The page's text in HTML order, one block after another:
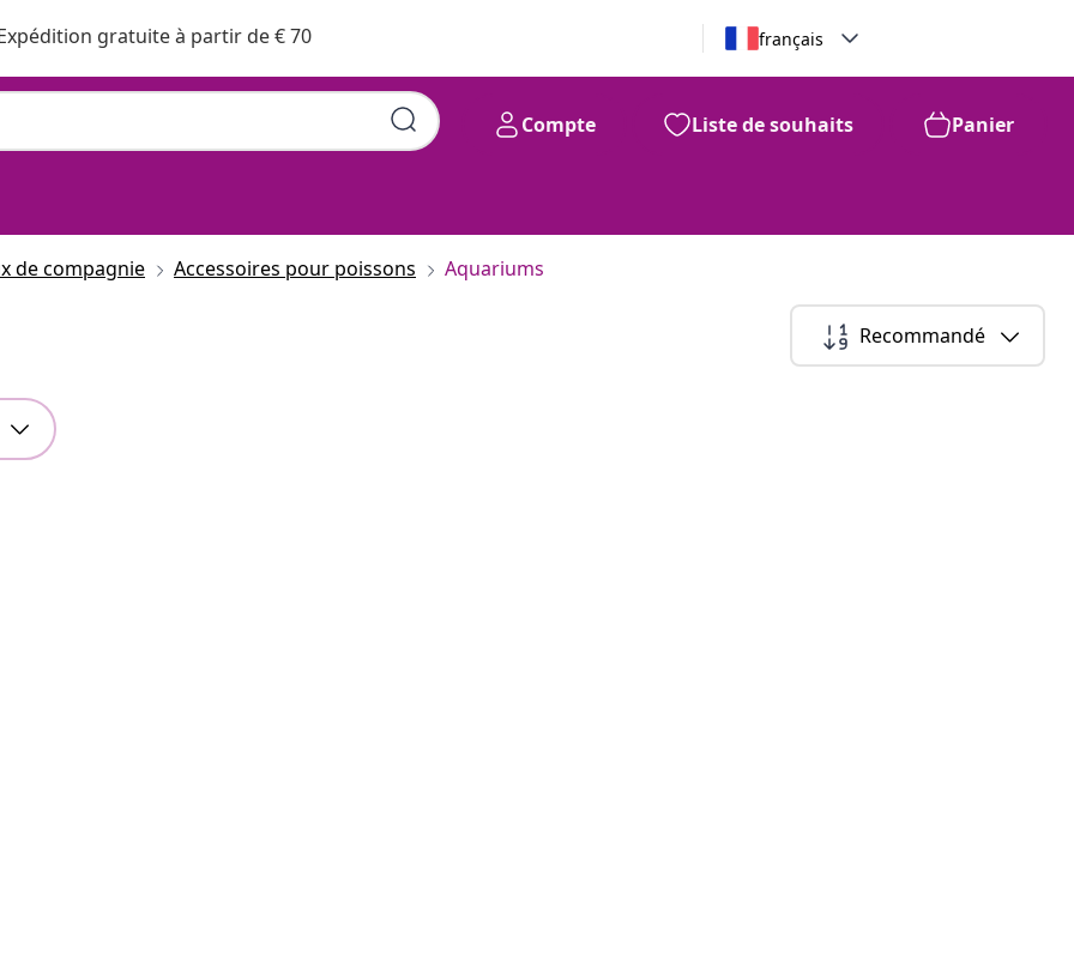
gratuite à partir de € 70 français
Compte Liste de souhaits Panier
de compagnie Accessoires pour poissons Aquariums
Recommandé